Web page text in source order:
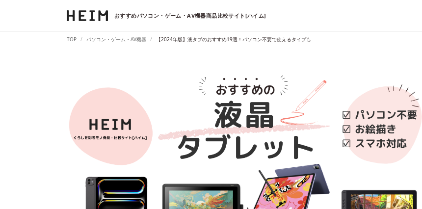
おすすめパソコン・ゲーム・AV機器商品比較サイト[ハイム]
TOP パソコン・ゲーム・AV機器 【2024年版】液タブのおすすめ19選！パソコン不要で使えるタイプも